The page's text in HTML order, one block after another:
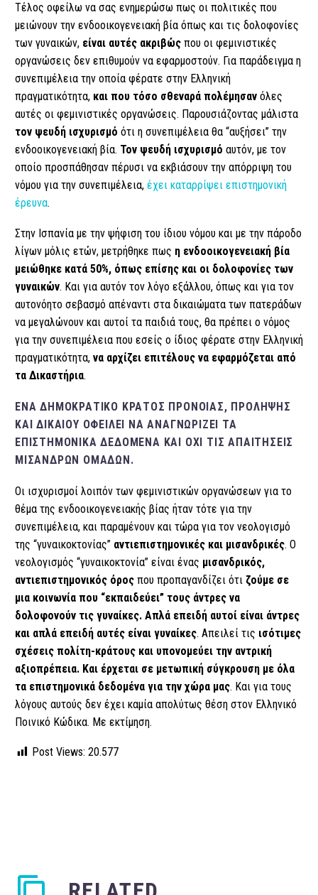
Τέλος οφείλω να σας ενημερώσω πως οι πολιτικές που
μειώνουν την ενδοοικογενειακή βία όπως και τις δολοφονίες
των γυναικών, είναι αυτές ακριβώς που οι φεμινιστικές
οργανώσεις δεν επιθυμούν να εφαρμοστούν. Για παράδειγμα η
συνεπιμέλεια την οποία φέρατε στην Ελληνική
πραγματικότητα, και που τόσο σθεναρά πολέμησαν όλες
αυτές οι φεμινιστικές οργανώσεις. Παρουσιάζοντας μάλιστα
τον ψευδή ισχυρισμό ότι η συνεπιμέλεια θα “αυξήσει” την
ενδοοικογενειακή βία. Τον ψευδή ισχυρισμό αυτόν, με τον
οποίο προσπάθησαν πέρυσι να εκβιάσουν την απόρριψη του
νόμου για την συνεπιμέλεια, έχει καταρρίψει επιστημονική
έρευνα.
Στην Ισπανία με την ψήφιση του ίδιου νόμου και με την πάροδο
λίγων μόλις ετών, μετρήθηκε πως η ενδοοικογενειακή βία
μειώθηκε κατά 50%, όπως επίσης και οι δολοφονίες των
γυναικών. Και για αυτόν τον λόγο εξάλλου, όπως και για τον
αυτονόητο σεβασμό απέναντι στα δικαιώματα των πατεράδων
να μεγαλώνουν και αυτοί τα παιδιά τους, θα πρέπει ο νόμος
για την συνεπιμέλεια που εσείς ο ίδιος φέρατε στην Ελληνική
πραγματικότητα, να αρχίζει επιτέλους να εφαρμόζεται από
τα Δικαστήρια.
ΈΝΑ ΔΗΜΟΚΡΑΤΙΚΌ ΚΡΆΤΟΣ ΠΡΌΝΟΙΑΣ, ΠΡΌΛΗΨΗΣ
ΚΑΙ ΔΙΚΑΊΟΥ ΟΦΕΊΛΕΙ ΝΑ ΑΝΑΓΝΩΡΊΖΕΙ ΤΑ
ΕΠΙΣΤΗΜΟΝΙΚΆ ΔΕΔΟΜΈΝΑ ΚΑΙ ΌΧΙ ΤΙΣ ΑΠΑΙΤΉΣΕΙΣ
ΜΊΣΑΝΔΡΩΝ ΟΜΆΔΩΝ.
Οι ισχυρισμοί λοιπόν των φεμινιστικών οργανώσεων για το
θέμα της ενδοοικογενειακής βίας ήταν τότε για την
συνεπιμέλεια, και παραμένουν και τώρα για τον νεολογισμό
της “γυναικοκτονίας” αντιεπιστημονικές και μισανδρικές. Ο
νεολογισμός “γυναικοκτονία” είναι ένας μισανδρικός,
αντιεπιστημονικός όρος που προπαγανδίζει ότι ζούμε σε
μια κοινωνία που “εκπαιδεύει” τους άντρες να
δολοφονούν τις γυναίκες. Απλά επειδή αυτοί είναι άντρες
και απλά επειδή αυτές είναι γυναίκες. Απειλεί τις ισότιμες
σχέσεις πολίτη-κράτους και υπονομεύει την αντρική
αξιοπρέπεια. Και έρχεται σε μετωπική σύγκρουση με όλα
τα επιστημονικά δεδομένα για την χώρα μας. Και για τους
λόγους αυτούς δεν έχει καμία απολύτως θέση στον Ελληνικό
Ποινικό Κώδικα. Με εκτίμηση.
Post Views: 20.577